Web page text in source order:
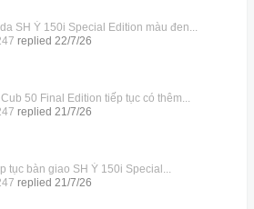
SH Ý 150i Special Edition màu đen...
replied 22/7/26
50 Final Edition tiếp tục có thêm...
replied 21/7/26
tục bàn giao SH Ý 150i Special...
replied 21/7/26